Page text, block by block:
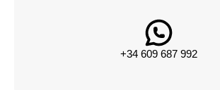
+34 609 687 992